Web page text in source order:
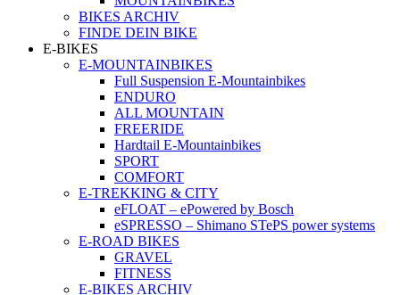
BIKES ARCHIV
FINDE DEIN BIKE
E-BIKES
E-MOUNTAINBIKES
Full Suspension E-Mountainbikes
ENDURO
ALL MOUNTAIN
FREERIDE
Hardtail E-Mountainbikes
SPORT
COMFORT
E-TREKKING & CITY
eFLOAT – ePowered by Bosch
eSPRESSO – Shimano STePS power systems
E-ROAD BIKES
GRAVEL
FITNESS
E-BIKES ARCHIV